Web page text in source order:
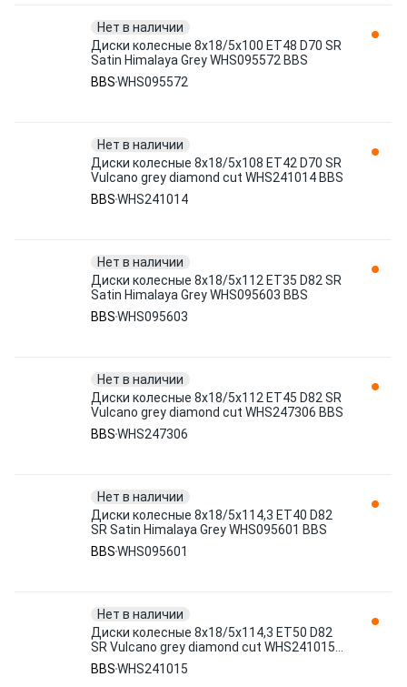
Нет в наличии
Диски колесные 8x18/5x100 ET48 D70 SR
Satin Himalaya Grey WHS095572 BBS
BBSWHS095572
Нет в наличии
Диски колесные 8x18/5x108 ET42 D70 SR
Vulcano grey diamond cut WHS241014 BBS
BBSWHS241014
Нет в наличии
Диски колесные 8x18/5x112 ET35 D82 SR
Satin Himalaya Grey WHS095603 BBS
BBSWHS095603
Нет в наличии
Диски колесные 8x18/5x112 ET45 D82 SR
Vulcano grey diamond cut WHS247306 BBS
BBSWHS247306
Нет в наличии
Диски колесные 8x18/5x114,3 ET40 D82
SR Satin Himalaya Grey WHS095601 BBS
BBSWHS095601
Нет в наличии
Диски колесные 8x18/5x114,3 ET50 D82
SR Vulcano grey diamond cut WHS241015
BBS
BBSWHS241015